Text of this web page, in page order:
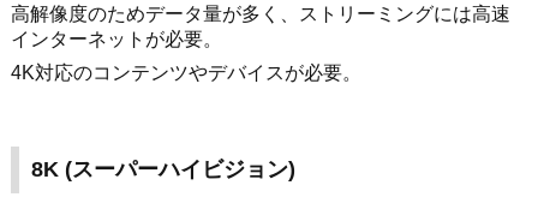
高解像度のためデータ量が多く、ストリーミングには高速
インターネットが必要。
4K対応のコンテンツやデバイスが必要。
8K (スーパーハイビジョン)